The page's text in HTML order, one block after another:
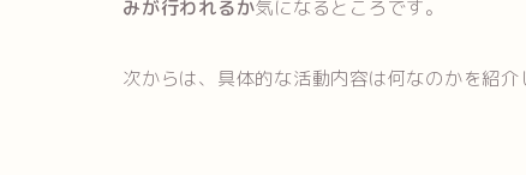
みが行われるか気になるところです。
次からは、具体的な活動内容は何なのかを紹介